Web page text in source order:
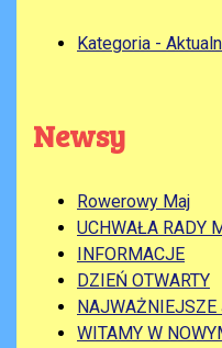
Kategoria -
Newsy
Rowerowy Maj
UCHWAŁA RADY
INFORMACJE
DZIEŃ OTWARTY
NAJWAŻNIEJSZE
WITAMY W